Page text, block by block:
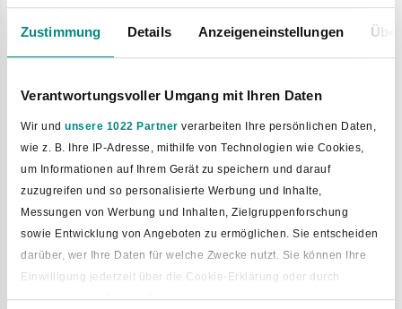
Zustimmung Details Anzeigeneinstellungen
Verantwortungsvoller Umgang mit Ihren Daten
Wir und unsere 1022 Partner verarbeiten Ihre persönlichen Daten,
wie z. B. Ihre IP-Adresse, mithilfe von Technologien wie Cookies,
um Informationen auf Ihrem Gerät zu speichern und darauf
zuzugreifen und so personalisierte Werbung und Inhalte,
Messungen von Werbung und Inhalten, Zielgruppenforschung
sowie Entwicklung von Angeboten zu ermöglichen. Sie entscheiden
darüber, wer Ihre Daten für welche Zwecke nutzt. Sie können Ihre
Einwilligung jederzeit über die Cookie-Erklärung oder durch
Klicken auf das Privacy Trigger Symbol ändern oder widerrufen
Bild vergrößern